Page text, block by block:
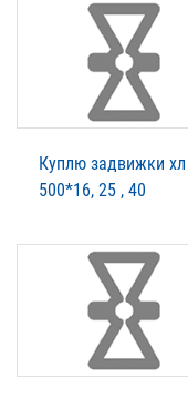
Куплю задвижки хл
500*16, 25 , 40